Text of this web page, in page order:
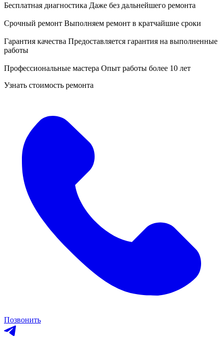
Бесплатная диагностика Даже без дальнейшего ремонта
Срочный ремонт Выполняем ремонт в кратчайшие сроки
Гарантия качества Предоставляется гарантия на выполненные
работы
Профессиональные мастера Опыт работы более 10 лет
Узнать стоимость ремонта
Позвонить